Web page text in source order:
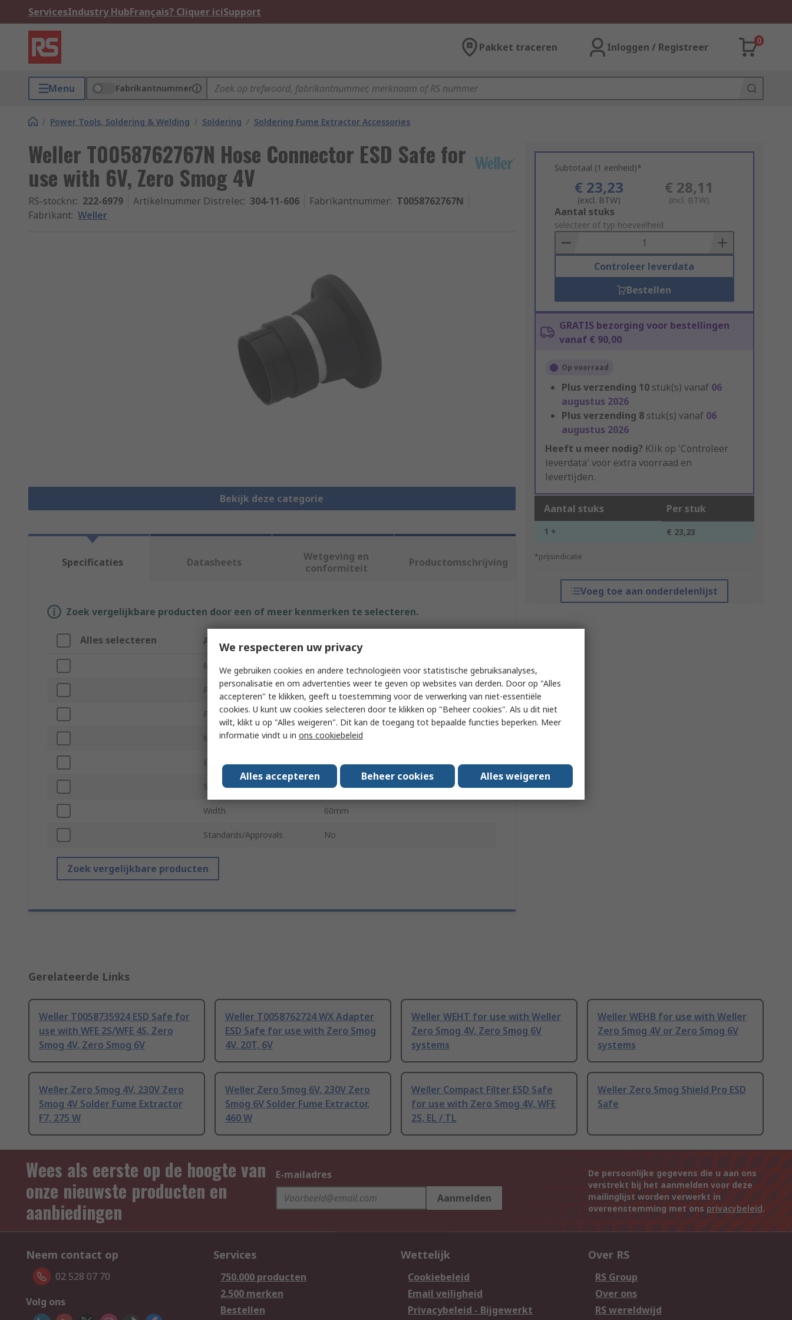
ServicesIndustry HubFrançais? Cliquer iciSupport
Pakket traceren Inloggen / Registreer
0
Menu Fabrikantnummer
/ Power Tools, Soldering & Welding / Soldering / Soldering Fume Extractor Accessories
Weller T0058762767N Hose Connector ESD Safe for
use with 6V, Zero Smog 4V
RS-stocknr.: 222-6979 Artikelnummer Distrelec: 304-11-606 Fabrikantnummer: T0058762767N
Fabrikant: Weller
Bekijk deze categorie
Subtotaal (1 eenheid)*
€ 23,23
(excl. BTW)
€ 28,11
(incl. BTW)
Add
to
Basket
Aantal stuks
selecteer of typ hoeveelheid
Controleer leverdata
Bestellen
GRATIS bezorging voor bestellingen
vanaf € 90,00
Op voorraad
Plus verzending 10 stuk(s) vanaf 06
augustus 2026
Plus verzending 8 stuk(s) vanaf 06
augustus 2026
Heeft u meer nodig? Klik op 'Controleer
leverdata' voor extra voorraad en
levertijden.
Aantal stuks Per stuk
1 + € 23,23
*prijsindicatie
Voeg toe aan onderdelenlijst
Specificaties Datasheets
Wetgeving en
conformiteit
Productomschrijving
Zoek vergelijkbare producten door een of meer kenmerken te selecteren.
Alles selecteren Attribuut Waarde
Merk Weller
Product Type Solder Fume Extractor Accessory
For Use With 6V, Zero Smog 4V
Model Number T0058762767N
ESD Safe Yes
Sub Type Hose Connector
Width 60mm
Standards/Approvals No
Zoek vergelijkbare producten
Gerelateerde Links
Weller T0058735924 ESD Safe for
use with WFE 2S/WFE 4S, Zero
Smog 4V, Zero Smog 6V
Weller T0058762724 WX Adapter
ESD Safe for use with Zero Smog
4V, 20T, 6V
Weller WEHT for use with Weller
Zero Smog 4V, Zero Smog 6V
systems
Weller WEHB for use with Weller
Zero Smog 4V or Zero Smog 6V
systems
Weller Zero Smog 4V, 230V Zero
Smog 4V Solder Fume Extractor
F7, 275 W
Weller Zero Smog 6V, 230V Zero
Smog 6V Solder Fume Extractor,
460 W
Weller Compact Filter ESD Safe
for use with Zero Smog 4V, WFE
2S, EL / TL
Weller Zero Smog Shield Pro ESD
Safe
Wees als eerste op de hoogte van
onze nieuwste producten en
aanbiedingen
E-mailadres
Aanmelden
De persoonlijke gegevens die u aan ons
verstrekt bij het aanmelden voor deze
mailinglijst worden verwerkt in
overeenstemming met ons privacybeleid.
Neem contact op
02 528 07 70
Volg ons
Services
750.000 producten
2.500 merken
Bestellen
Wettelijk
Cookiebeleid
Email veiligheid
Privacybeleid - Bijgewerkt
Over RS
RS Group
Over ons
RS wereldwijd
We respecteren uw privacy
We gebruiken cookies en andere technologieën voor statistische gebruiksanalyses,
personalisatie en om advertenties weer te geven op websites van derden. Door op "Alles
accepteren" te klikken, geeft u toestemming voor de verwerking van niet-essentiële
cookies. U kunt uw cookies selecteren door te klikken op "Beheer cookies". Als u dit niet
wilt, klikt u op "Alles weigeren". Dit kan de toegang tot bepaalde functies beperken. Meer
informatie vindt u in ons cookiebeleid
Alles accepteren Beheer cookies Alles weigeren